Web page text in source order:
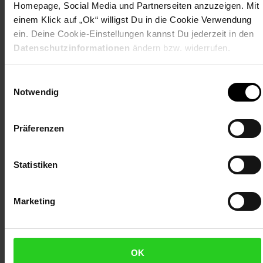
Homepage, Social Media und Partnerseiten anzuzeigen. Mit
einem Klick auf „Ok“ willigst Du in die Cookie Verwendung
ein. Deine Cookie-Einstellungen kannst Du jederzeit in den
Datenschutzinformationen ändern bzw. widerrufen.
Notwendig
Präferenzen
Statistiken
Marketing
OK
Herstellerinformationen
Rezeptwelt Karriere